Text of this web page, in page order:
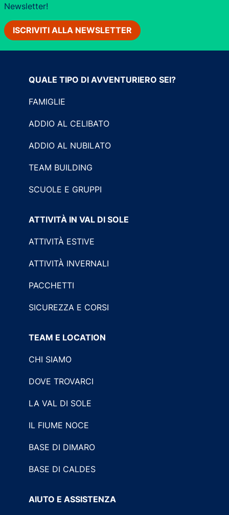
Newsletter!
ISCRIVITI ALLA NEWSLETTER
QUALE TIPO DI AVVENTURIERO SEI?
FAMIGLIE
ADDIO AL CELIBATO
ADDIO AL NUBILATO
TEAM BUILDING
SCUOLE E GRUPPI
ATTIVITÀ IN VAL DI SOLE
ATTIVITÀ ESTIVE
ATTIVITÀ INVERNALI
PACCHETTI
SICUREZZA E CORSI
TEAM E LOCATION
CHI SIAMO
DOVE TROVARCI
LA VAL DI SOLE
IL FIUME NOCE
BASE DI DIMARO
BASE DI CALDES
AIUTO E ASSISTENZA